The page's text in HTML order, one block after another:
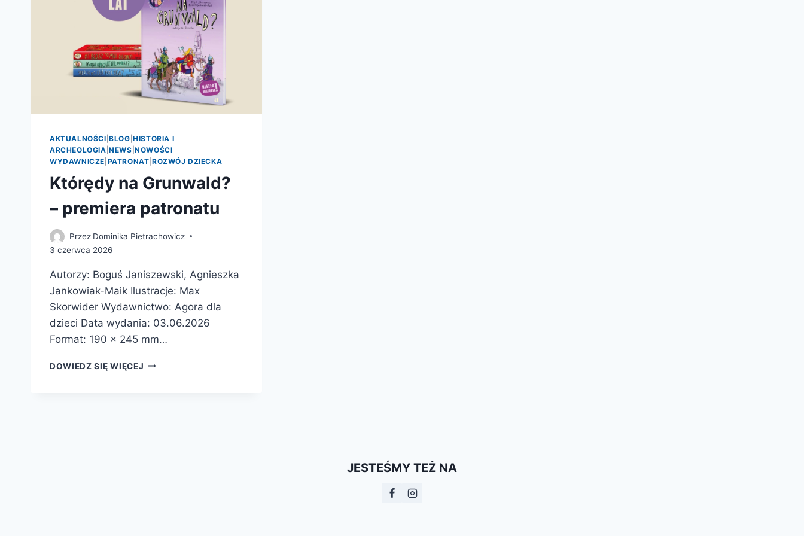
AKTUALNOŚCI |BLOG |HISTORIA I
ARCHEOLOGIA |NEWS |NOWOŚCI
WYDAWNICZE PATRONAT ROZWÓJ DZIECKA
Którędy na Grunwald?
– premiera patronatu
Przez Dominika Pietrachowicz
3 czerwca 2026
Autorzy: Boguś Janiszewski, Agnieszka
Jankowiak-Maik Ilustracje: Max
Skorwider Wydawnictwo: Agora dla
dzieci Data wydania: 03.06.2026
Format: 190 x 245 mm…
DOWIEDZ SIĘ WIĘCEJ KTÓRĘDY
JESTEŚMY TEŻ NA